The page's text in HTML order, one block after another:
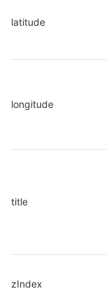
latitude
longitude
title
zIndex